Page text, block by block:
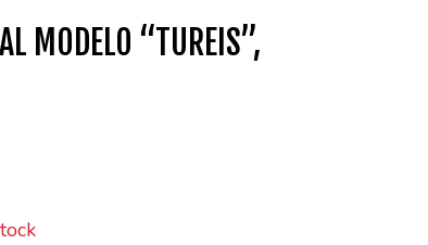
MODELO “TUREIS”,